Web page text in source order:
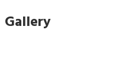
Gallery